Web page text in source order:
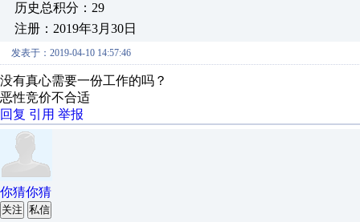
历史总积分：29
注册：2019年3月30日
发表于：2019-04-10 14:57:46
没有真心需要一份工作的吗？
恶性竞价不合适
回复 引用 举报
你猜你猜
关注 私信